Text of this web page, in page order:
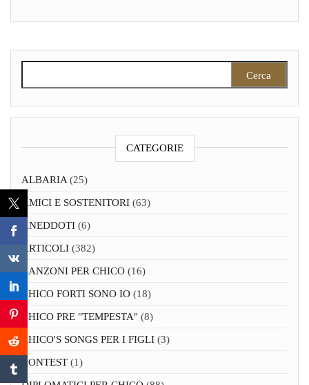
CATEGORIE
ALBARIA (25)
AMICI E SOSTENITORI (63)
ANEDDOTI (6)
ARTICOLI (382)
CANZONI PER CHICO (16)
CHICO FORTI SONO IO (18)
CHICO PRE "TEMPESTA" (8)
CHICO'S SONGS PER I FIGLI (3)
CONTEST (1)